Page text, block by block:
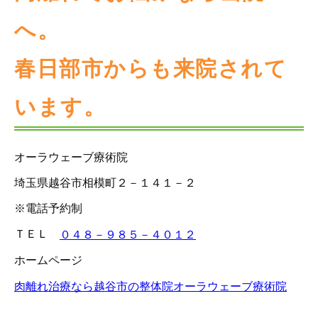
へ。
春日部市からも来院されて
います。
オーラウェーブ療術院
埼玉県越谷市相模町２－１４１－２
※電話予約制
ＴＥＬ ０４８－９８５－４０１２
ホームページ
肉離れ治療なら越谷市の整体院オーラウェーブ療術院